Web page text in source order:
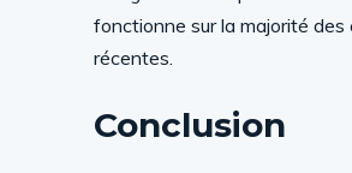
fonctionne sur la majorité des
récentes.
Conclusion